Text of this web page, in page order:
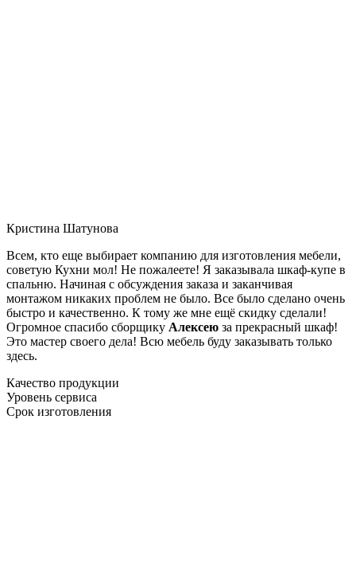
Кристина Шатунова
Всем, кто еще выбирает компанию для изготовления мебели,
советую Кухни мол! Не пожалеете! Я заказывала шкаф-купе в
спальню. Начиная с обсуждения заказа и заканчивая
монтажом никаких проблем не было. Все было сделано очень
быстро и качественно. К тому же мне ещё скидку сделали!
Огромное спасибо сборщику Алексею за прекрасный шкаф!
Это мастер своего дела! Всю мебель буду заказывать только
здесь.
Качество продукции
Уровень сервиса
Срок изготовления